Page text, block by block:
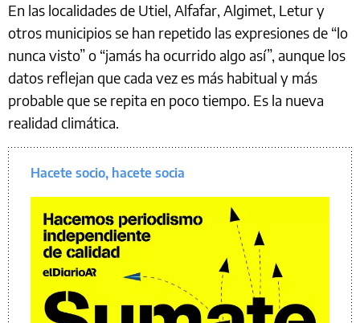
En las localidades de Utiel, Alfafar, Algimet, Letur y
otros municipios se han repetido las expresiones de “lo
nunca visto” o “jamás ha ocurrido algo así”, aunque los
datos reflejan que cada vez es más habitual y más
probable que se repita en poco tiempo. Es la nueva
realidad climática.
Hacete socio, hacete socia